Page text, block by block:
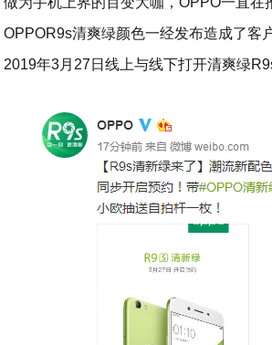
OPPOR9s清爽绿颜色一经发布造成了客
2019年3月27日线上与线下打开清爽绿